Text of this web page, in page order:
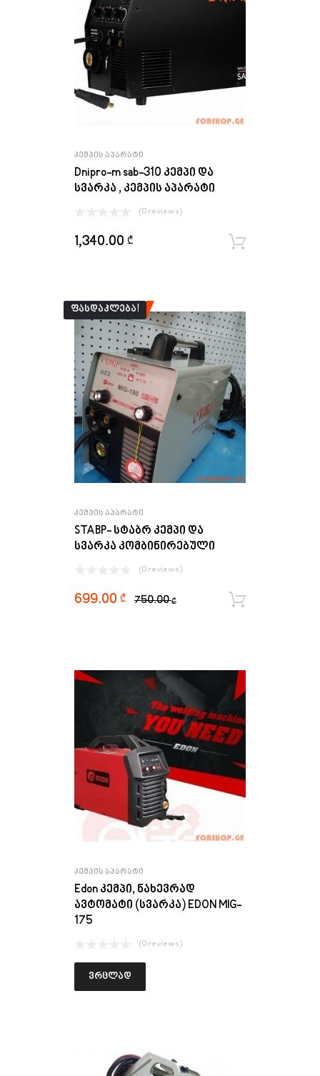
ᲙᲔᲛᲞᲘᲡ ᲐᲞᲐᲠᲐᲢᲘ
Dnipro-m sab-310 კემპი და
სვარკა , კემპის აპარატი
(0 reviews)
1,340.00 ₾
ᲤᲐᲡᲓᲐᲙᲚᲔᲑᲐ!
ᲙᲔᲛᲞᲘᲡ ᲐᲞᲐᲠᲐᲢᲘ
STABP- სტაბრ კემპი და
სვარკა კომბინირებული
(0 reviews)
750.00₾
699.00 ₾
ᲙᲔᲛᲞᲘᲡ ᲐᲞᲐᲠᲐᲢᲘ
Edon კემპი, ნახევრად
ავტომატი (სვარკა) EDON MIG-
175
(0 reviews)
ვრცლად